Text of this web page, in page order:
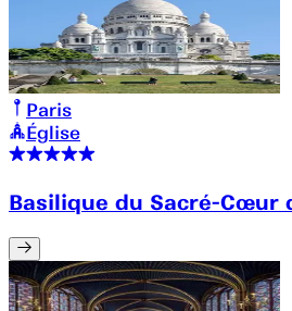
Paris
Église
Basilique du Sacré-Cœur